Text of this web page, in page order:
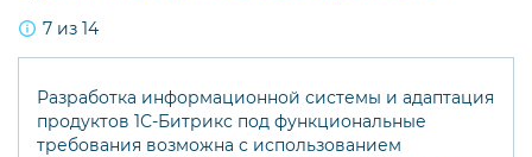
7 из 14
Разработка информационной системы и адаптация
продуктов 1С-Битрикс под функциональные
требования возможна с использованием